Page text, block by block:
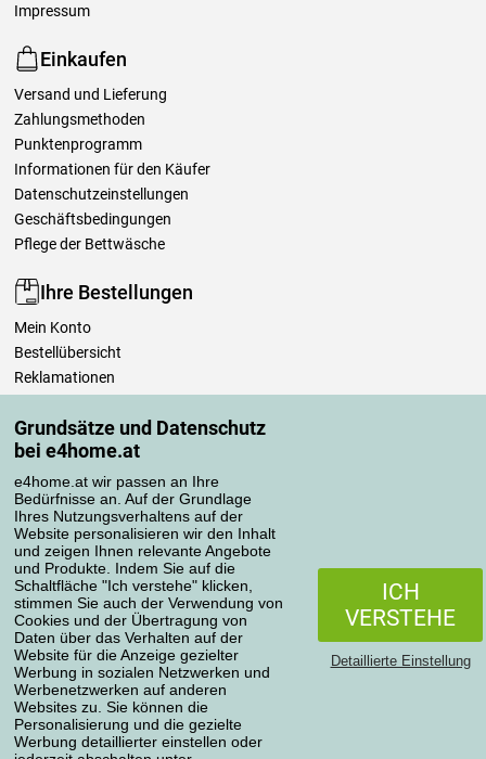
Grundsätze und Datenschutz
bei e4home.at
e4home.at wir passen an Ihre
Bedürfnisse an. Auf der Grundlage
Ihres Nutzungsverhaltens auf der
Website personalisieren wir den Inhalt
und zeigen Ihnen relevante Angebote
und Produkte. Indem Sie auf die
Schaltfläche "Ich verstehe" klicken,
stimmen Sie auch der Verwendung von
Cookies und der Übertragung von
Daten über das Verhalten auf der
Website für die Anzeige gezielter
Werbung in sozialen Netzwerken und
Werbenetzwerken auf anderen
Websites zu. Sie können die
Personalisierung und die gezielte
Werbung detaillierter einstellen oder
ICH
VERSTEHE
Detaillierte Einstellung
Impressum
Einkaufen
Versand und Lieferung
Zahlungsmethoden
Punktenprogramm
Informationen für den Käufer
Datenschutzeinstellungen
Geschäftsbedingungen
Pflege der Bettwäsche
Ihre Bestellungen
Mein Konto
Bestellübersicht
Reklamationen
Einfach mehr wissen
Richtlinien zur Verarbeitung von Bewertungen
Transportarten
Zahlungsmethoden
Datenschutzerklärung